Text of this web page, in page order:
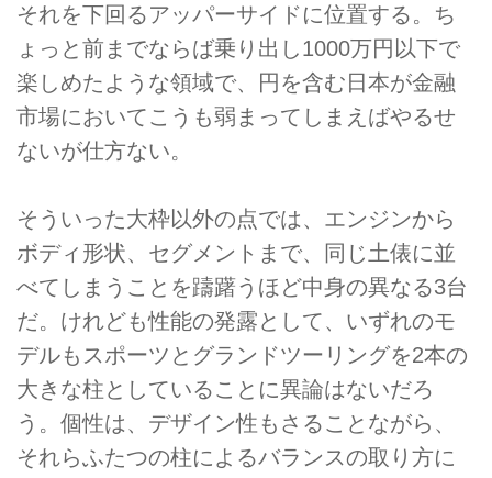
それを下回るアッパーサイドに位置する。ち
ょっと前までならば乗り出し1000万円以下で
楽しめたような領域で、円を含む日本が金融
市場においてこうも弱まってしまえばやるせ
ないが仕方ない。
そういった大枠以外の点では、エンジンから
ボディ形状、セグメントまで、同じ土俵に並
べてしまうことを躊躇うほど中身の異なる3台
だ。けれども性能の発露として、いずれのモ
デルもスポーツとグランドツーリングを2本の
大きな柱としていることに異論はないだろ
う。個性は、デザイン性もさることながら、
それらふたつの柱によるバランスの取り方に